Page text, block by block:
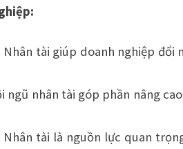
Nhân tài giúp doanh nghiệp
ngũ nhân tài góp phần nâng
Nhân tài là nguồn lực quan